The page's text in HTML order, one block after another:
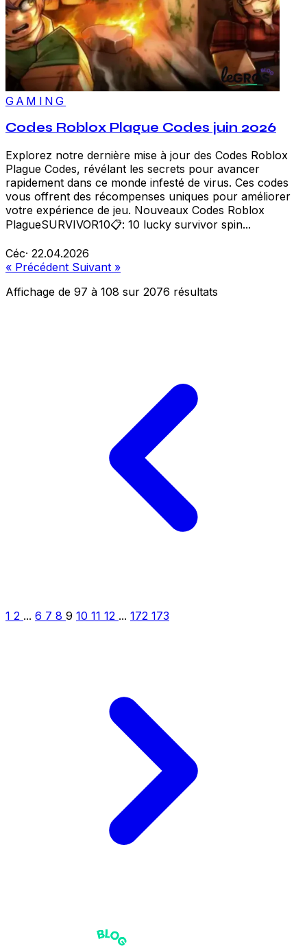
GAMING
Codes Roblox Plague Codes juin 2026
Explorez notre dernière mise à jour des Codes Roblox
Plague Codes, révélant les secrets pour avancer
rapidement dans ce monde infesté de virus. Ces codes
vous offrent des récompenses uniques pour améliorer
votre expérience de jeu. Nouveaux Codes Roblox
PlagueSURVIVOR10📋: 10 lucky survivor spin...
Céc· 22.04.2026
« Précédent Suivant »
Affichage de 97 à 108 sur 2076 résultats
1 2 ... 6 7 8 9 10 11 12 ... 172 173